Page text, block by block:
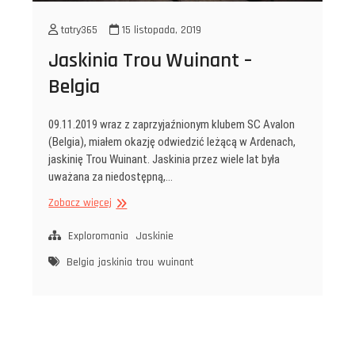
tatry365 15 listopada, 2019
Jaskinia Trou Wuinant –
Belgia
09.11.2019 wraz z zaprzyjaźnionym klubem SC Avalon
(Belgia), miałem okazję odwiedzić leżącą w Ardenach,
jaskinię Trou Wuinant. Jaskinia przez wiele lat była
uważana za niedostępną,…
Zobacz więcej Jaskinia
Wuinant
Belgia
Exploromania
Jaskinie
Belgia jaskinia trou wuinant